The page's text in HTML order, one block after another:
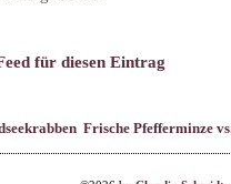
Family & Friends: